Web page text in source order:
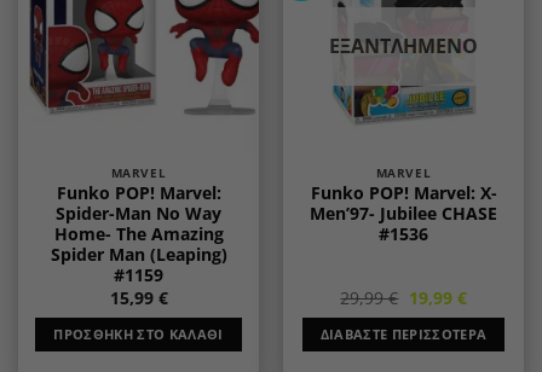
MARVEL
Funko POP! Marvel:
Spider-Man No Way
Home- The Amazing
Spider Man (Leaping)
#1159
15,99 €
ΠΡΟΣΘΉΚΗ ΣΤΟ ΚΑΛΆΘΙ
ΕΞΑΝΤΛΗΜΈΝΟ
MARVEL
Funko POP! Marvel: X-
Men’97- Jubilee CHASE
#1536
29,99€ Original
price
was:
29,99 €.
19,99 €Η
τιμή
είναι:
19,99 €.
ΔΙΑΒΆΣΤΕ ΠΕΡΙΣΣΌΤΕΡΑ